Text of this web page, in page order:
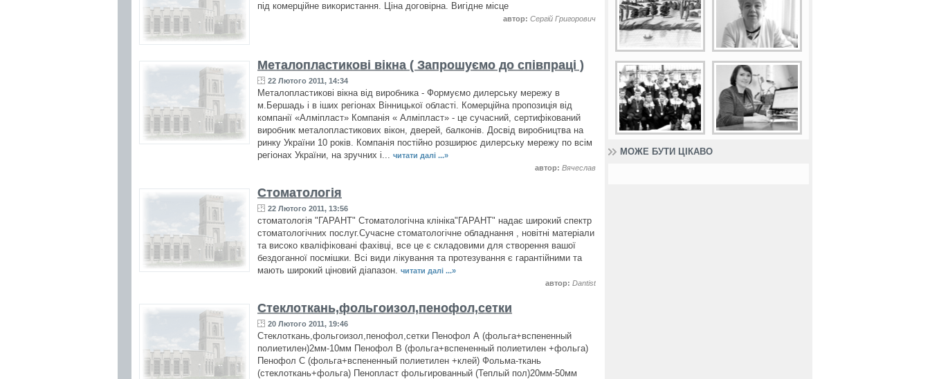
під комерційне використання. Ціна договірна. Вигідне місце
автор: Сергій Григорович
Металопластикові вікна ( Запрошуємо до співпраці )
22 Лютого 2011, 14:34
Металопластикові вікна від виробника - Формуємо дилерську мережу в
м.Бершадь і в іших регіонах Вінницької області. Комерційна пропозиція від
компанії «Алміпласт» Компанія « Алміпласт» - це сучасний, сертифікований
виробник металопластикових вікон, дверей, балконів. Досвід виробництва на
ринку України 10 років. Компанія постійно розширює дилерську мережу по всім
регіонах України, на зручних і... читати далі ...»
автор: Вячеслав
Стоматологія
22 Лютого 2011, 13:56
стоматологія "ГАРАНТ" Cтоматологічна клініка"ГАРАНТ" надає широкий спектр
стоматологічних послуг.Сучасне стоматологічне обладнання , новітні матеріали
та високо кваліфіковані фахівці, все це є складовими для створення вашої
бездоганної посмішки. Всі види лікування та протезування є гарантійними та
мають широкий ціновий діапазон. читати далі ...»
автор: Dantist
Cтеклоткань,фольгоизол,пенофол,сетки
20 Лютого 2011, 19:46
Cтеклоткань,фольгоизол,пенофол,сетки Пенофол А (фольга+вспененный
полиетилен)2мм-10мм Пенофол В (фольга+вспененный полиетилен +фольга)
Пенофол С (фольга+вспененный полиетилен +клей) Фольма-ткань
(стеклоткань+фольга) Пенопласт фольгированный (Теплый пол)20мм-50мм
МОЖЕ БУТИ ЦІКАВО